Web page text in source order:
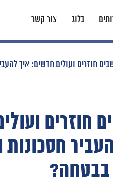
בלוג צור קשר
חוזרים ועולים חדשים: איך
חוזרים
חסכונות